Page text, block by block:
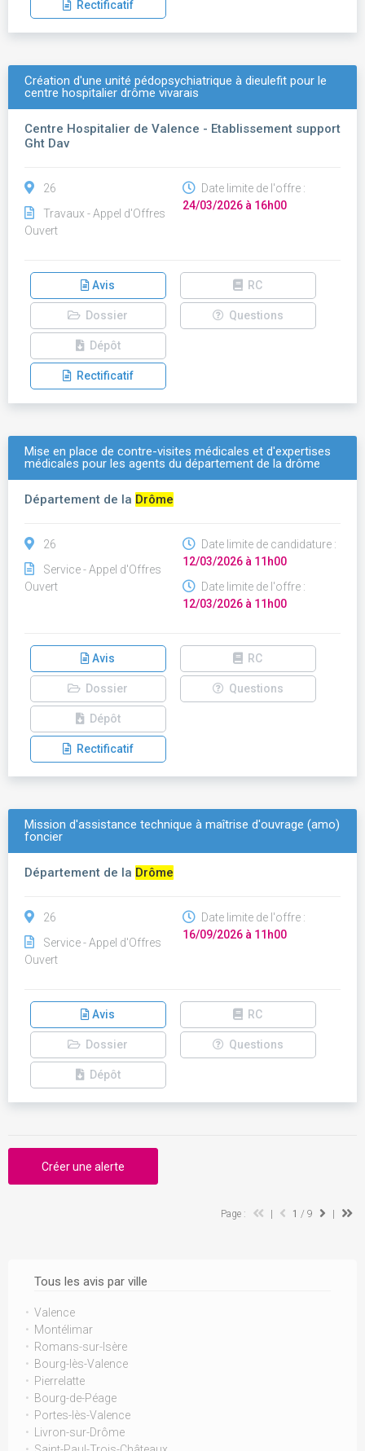
Tous les avis par ville
Valence
Montélimar
Romans-sur-Isère
Bourg-lès-Valence
Pierrelatte
Bourg-de-Péage
Portes-lès-Valence
Livron-sur-Drôme
Rectificatif
Création d'une unité pédopsychiatrique à dieulefit pour le
centre hospitalier drôme vivarais
Centre Hospitalier de Valence - Etablissement support
Ght Dav
26
Travaux - Appel d'Offres
Ouvert
Date limite de l'offre :
24/03/2026 à 16h00
Avis RC
Dossier Questions
Dépôt
Rectificatif
Mise en place de contre-visites médicales et d'expertises
médicales pour les agents du département de la drôme
Département de la Drôme
26
Service - Appel d'Offres
Ouvert
Date limite de candidature :
12/03/2026 à 11h00
Date limite de l'offre :
12/03/2026 à 11h00
Avis RC
Dossier Questions
Dépôt
Rectificatif
Mission d'assistance technique à maîtrise d'ouvrage (amo)
foncier
Département de la Drôme
26
Service - Appel d'Offres
Ouvert
Date limite de l'offre :
16/09/2026 à 11h00
Avis RC
Dossier Questions
Dépôt
Créer une alerte
Page : 1 / 9